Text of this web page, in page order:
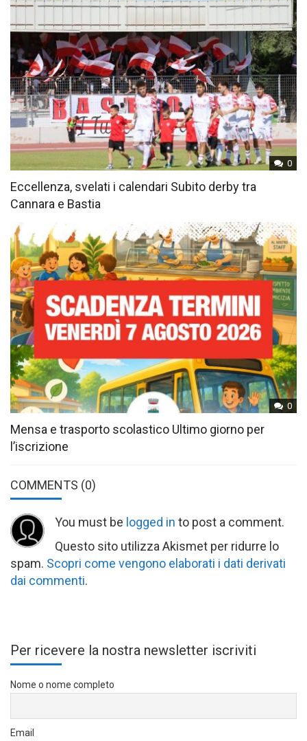
0
Eccellenza, svelati i calendari Subito derby tra
Cannara e Bastia
0
Mensa e trasporto scolastico Ultimo giorno per
l’iscrizione
COMMENTS (0)
You must be logged in to post a comment.
Questo sito utilizza Akismet per ridurre lo
spam. Scopri come vengono elaborati i dati derivati
dai commenti.
Per ricevere la nostra newsletter iscriviti
Nome o nome completo
Email